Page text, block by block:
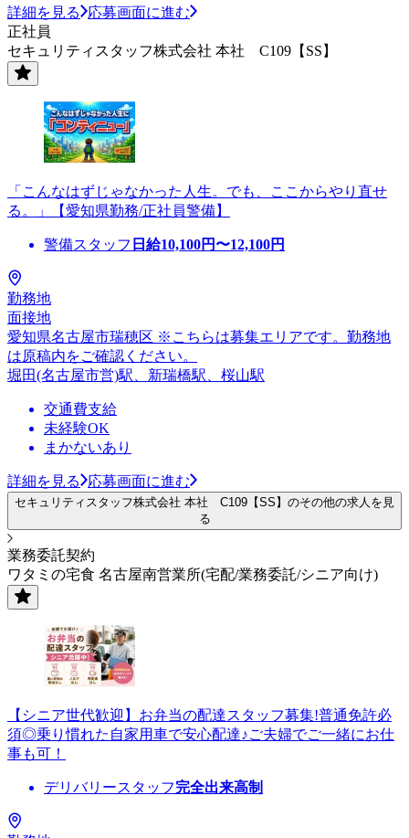
詳細を見る
応募画面に進む
正社員
セキュリティスタッフ株式会社 本社 C109【SS】
「こんなはずじゃなかった人生。でも、ここからやり直せ
る。」【愛知県勤務/正社員警備】
警備スタッフ 日給10,100円〜12,100円
勤務地
面接地
愛知県名古屋市瑞穂区 ※こちらは募集エリアです。勤務地
は原稿内をご確認ください。
堀田(名古屋市営)駅、新瑞橋駅、桜山駅
交通費支給
未経験OK
まかないあり
詳細を見る 応募画面に進む
セキュリティスタッフ株式会社 本社 C109【SS】のその他の求人を見
る
業務委託契約
ワタミの宅食 名古屋南営業所(宅配/業務委託/シニア向け)
【シニア世代歓迎】お弁当の配達スタッフ募集!普通免許必
須◎乗り慣れた自家用車で安心配達♪ご夫婦でご一緒にお仕
事も可！
デリバリースタッフ完全出来高制